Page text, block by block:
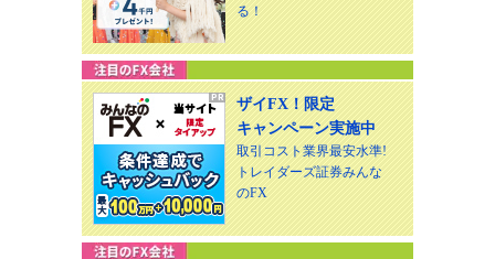
る！
ザイFX！限定
キャンペーン実施中
取引コスト業界最安水準!
トレイダーズ証券みんな
のFX